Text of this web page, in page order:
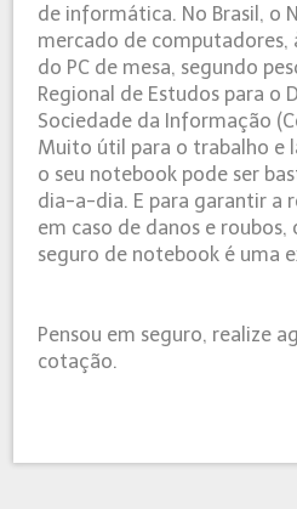
de informática. No Brasil, o
mercado de
do PC de mesa, segundo
Regional de Estudos para o
Sociedade da Informação
Muito útil para o trabalho e
o seu notebook pode ser
dia-a-dia. E para garantir a
em caso de danos e
seguro de notebook é uma
Pensou em seguro, realize
cotação.